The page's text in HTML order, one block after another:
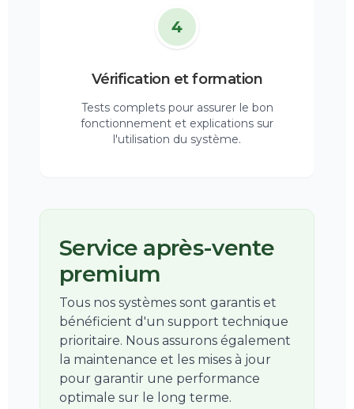
4
Vérification et formation
Tests complets pour assurer le bon
fonctionnement et explications sur
l'utilisation du système.
Service après-vente
premium
Tous nos systèmes sont garantis et
bénéficient d'un support technique
prioritaire. Nous assurons également
la maintenance et les mises à jour
pour garantir une performance
optimale sur le long terme.